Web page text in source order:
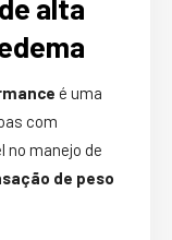
alta
é uma
com
no manejo de
de peso